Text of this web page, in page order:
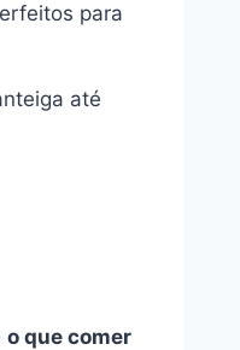
para
até
o que comer